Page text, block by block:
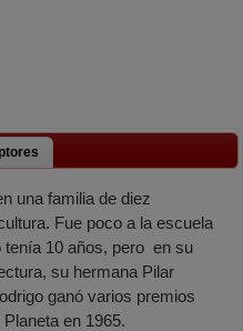
una familia de diez
Fue poco a la escuela
tenía 10 años, pero en su
su hermana Pilar
ganó varios premios
en 1965.